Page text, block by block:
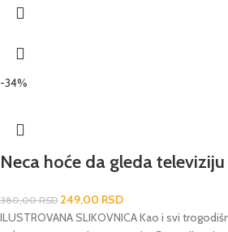
-34%
Neca hoće da gleda televiziju
380,00RSD 249,00 RSD
ILUSTROVANA SLIKOVNICA Kao i svi